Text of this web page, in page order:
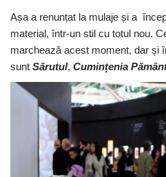
Așa a renunțat la mulaje și a
material, într-un stil cu totul nou.
marchează acest moment, dar și
sunt Sărutul, Cumințenia